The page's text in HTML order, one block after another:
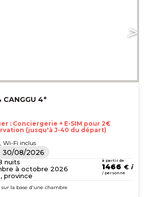
CANGGU 4*
: Conciergerie + E-SIM pour 2€
(jusqu'à J-40 du départ)
Wi-Fi inclus
30/08/2026
nuits
à octobre 2026
province
à partir de
1466 €
/ personne
la base d'une chambre